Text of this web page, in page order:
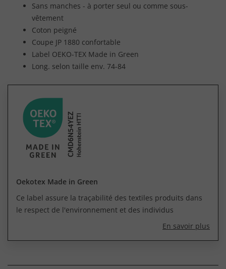
Sans manches - à porter seul ou comme sous-
vêtement
Coton peigné
Coupe JP 1880 confortable
Label OEKO-TEX Made in Green
Long. selon taille env. 74-84
Oekotex Made in Green
Ce label assure la traçabilité des textiles produits dans
le respect de l'environnement et des individus
En savoir plus